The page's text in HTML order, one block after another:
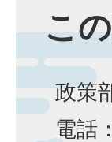
こ
政策
電話